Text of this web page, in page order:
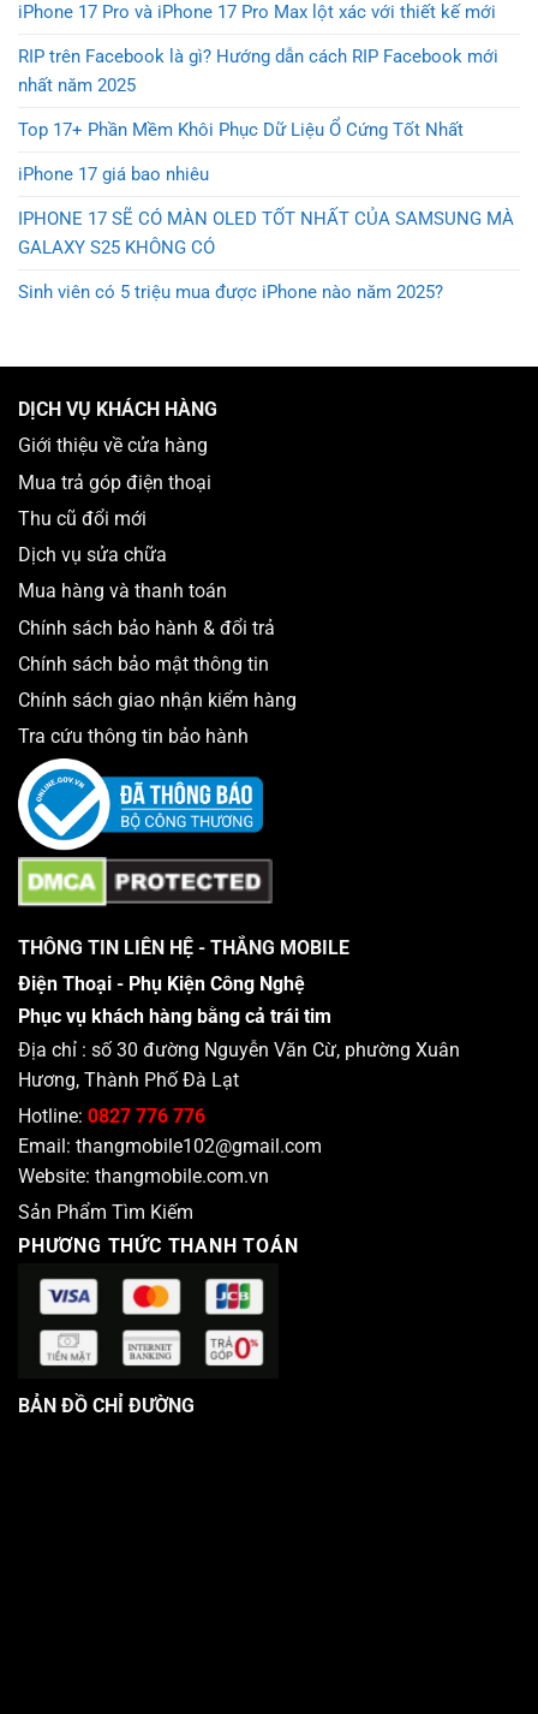
iPhone 17 Pro và iPhone 17 Pro Max lột xác với thiết kế mới
RIP trên Facebook là gì? Hướng dẫn cách RIP Facebook mới
nhất năm 2025
Top 17+ Phần Mềm Khôi Phục Dữ Liệu Ổ Cứng Tốt Nhất
iPhone 17 giá bao nhiêu
IPHONE 17 SẼ CÓ MÀN OLED TỐT NHẤT CỦA SAMSUNG MÀ
GALAXY S25 KHÔNG CÓ
Sinh viên có 5 triệu mua được iPhone nào năm 2025?
DỊCH VỤ KHÁCH HÀNG
Giới thiệu về cửa hàng
Mua trả góp điện thoại
Thu cũ đổi mới
Dịch vụ sửa chữa
Mua hàng và thanh toán
Chính sách bảo hành & đổi trả
Chính sách bảo mật thông tin
Chính sách giao nhận kiểm hàng
Tra cứu thông tin bảo hành
THÔNG TIN LIÊN HỆ - THẮNG MOBILE
Điện Thoại - Phụ Kiện Công Nghệ
Phục vụ khách hàng bằng cả trái tim
Địa chỉ : số 30 đường Nguyễn Văn Cừ, phường Xuân
Hương, Thành Phố Đà Lạt
Hotline: 0827 776 776
Email: thangmobile102@gmail.com
Website: thangmobile.com.vn
Sản Phẩm Tìm Kiếm
PHƯƠNG THỨC THANH TOÁN
BẢN ĐỒ CHỈ ĐƯỜNG